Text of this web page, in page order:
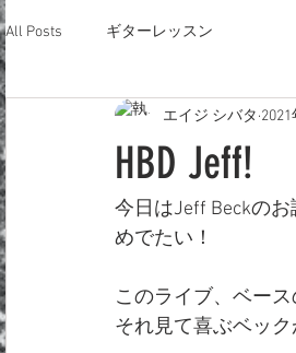
All Posts ギターレッスン
HBD Jeff!
エイジ シバタ
今日はJeff Beckの
めでたい！
このライブ、ベー
それ見て喜ぶベッ